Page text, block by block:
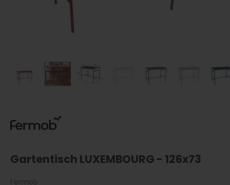
Gartentisch LUXEMBOURG - 126x73
Fermob